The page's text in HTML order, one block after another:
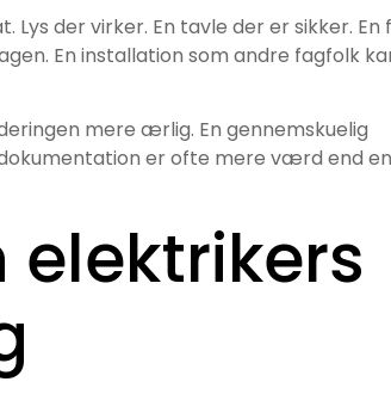
der virker. En tavle der er sikker. En
En installation som andre fagfolk
mere ærlig. En gennemskuelig
er ofte mere værd end en